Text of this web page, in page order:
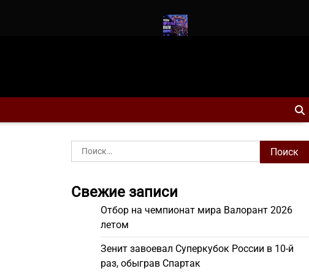
Найти:
Свежие записи
Отбор на чемпионат мира Валорант 2026
летом
Зенит завоевал Суперкубок России в 10-й
раз, обыграв Спартак